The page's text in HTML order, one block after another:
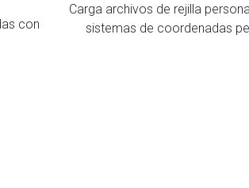
con
Carga archivos de rejilla
sistemas de coordenadas